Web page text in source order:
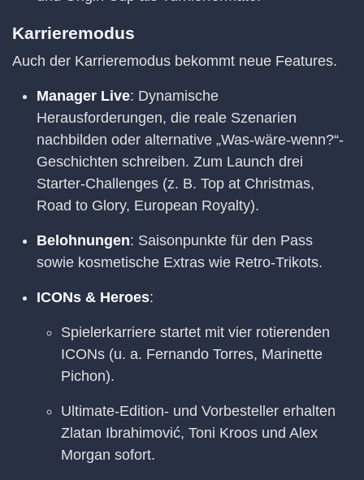
Karrieremodus
Auch der Karrieremodus bekommt neue Features.
Manager Live: Dynamische
Herausforderungen, die reale Szenarien
nachbilden oder alternative „Was-wäre-wenn?“-
Geschichten schreiben. Zum Launch drei
Starter-Challenges (z. B. Top at Christmas,
Road to Glory, European Royalty).
Belohnungen: Saisonpunkte für den Pass
sowie kosmetische Extras wie Retro-Trikots.
ICONs & Heroes:
Spielerkarriere startet mit vier rotierenden
ICONs (u. a. Fernando Torres, Marinette
Pichon).
Ultimate-Edition- und Vorbesteller erhalten
Zlatan Ibrahimović, Toni Kroos und Alex
Morgan sofort.